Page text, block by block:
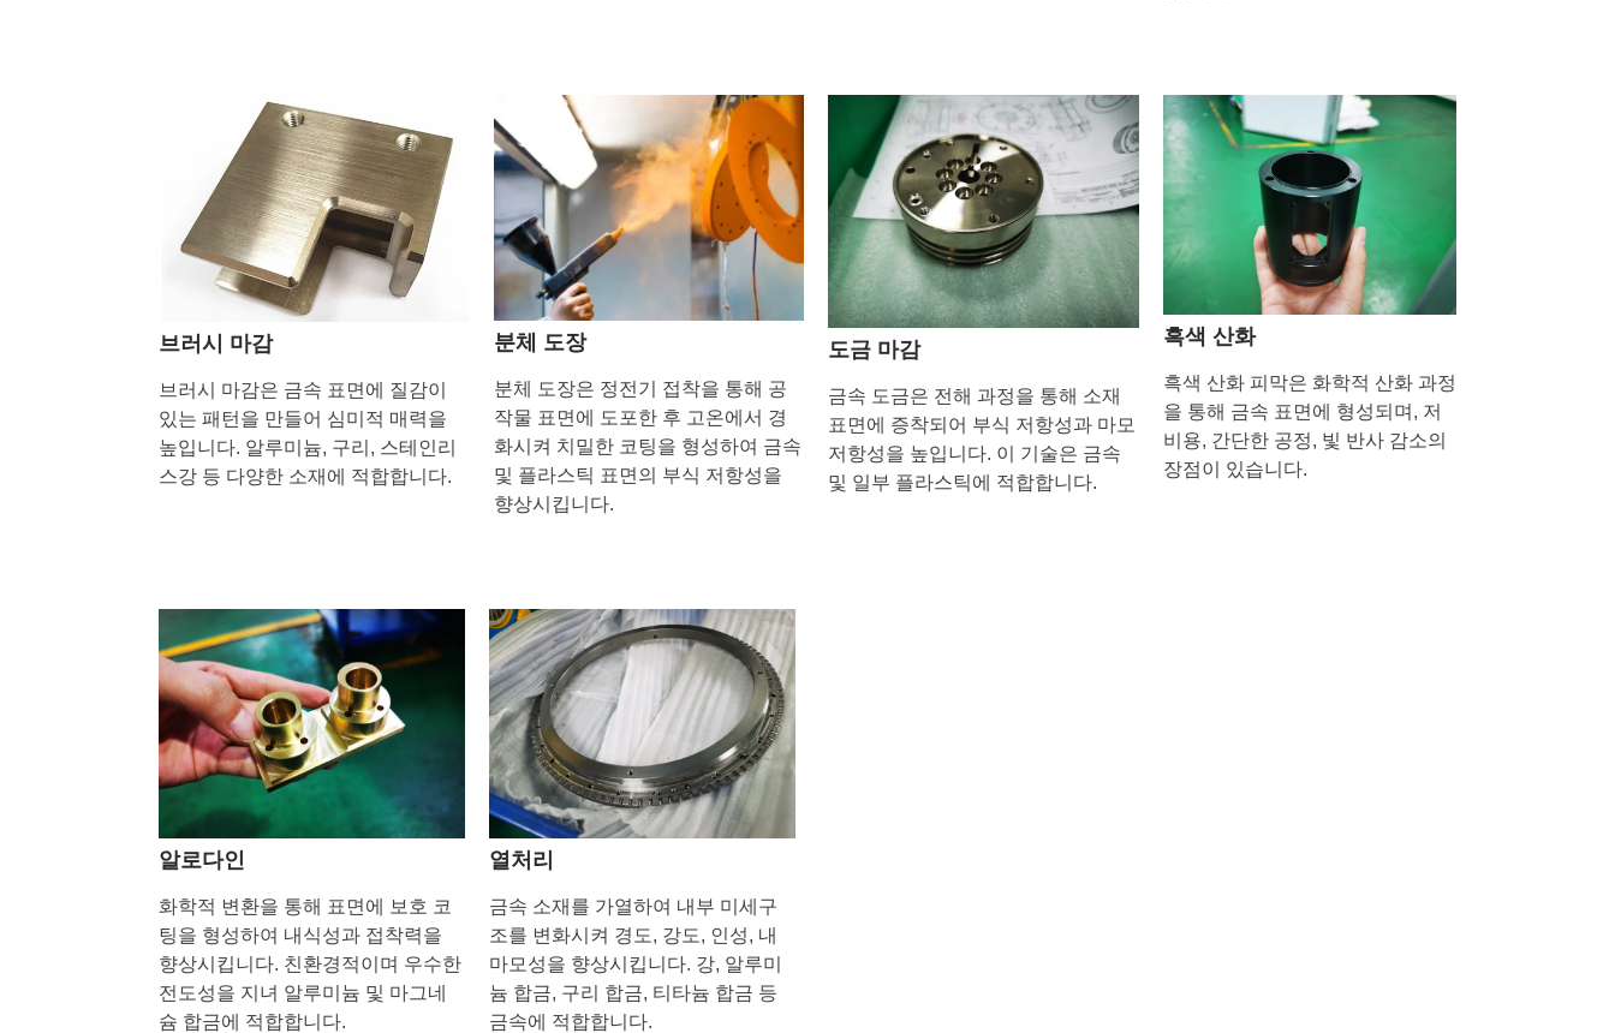
브러시 마감
브러시 마감은 금속 표면에 질감이
있는 패턴을 만들어 심미적 매력을
높입니다. 알루미늄, 구리, 스테인리
스강 등 다양한 소재에 적합합니다.
분체 도장
분체 도장은 정전기 접착을 통해 공
작물 표면에 도포한 후 고온에서 경
화시켜 치밀한 코팅을 형성하여 금속
및 플라스틱 표면의 부식 저항성을
향상시킵니다.
도금 마감
금속 도금은 전해 과정을 통해 소재
표면에 증착되어 부식 저항성과 마모
저항성을 높입니다. 이 기술은 금속
및 일부 플라스틱에 적합합니다.
흑색 산화
흑색 산화 피막은 화학적 산화 과정
을 통해 금속 표면에 형성되며, 저
비용, 간단한 공정, 빛 반사 감소의
장점이 있습니다.
알로다인
화학적 변환을 통해 표면에 보호 코
팅을 형성하여 내식성과 접착력을
향상시킵니다. 친환경적이며 우수한
전도성을 지녀 알루미늄 및 마그네
슘 합금에 적합합니다.
열처리
금속 소재를 가열하여 내부 미세구
조를 변화시켜 경도, 강도, 인성, 내
마모성을 향상시킵니다. 강, 알루미
늄 합금, 구리 합금, 티타늄 합금 등
금속에 적합합니다.